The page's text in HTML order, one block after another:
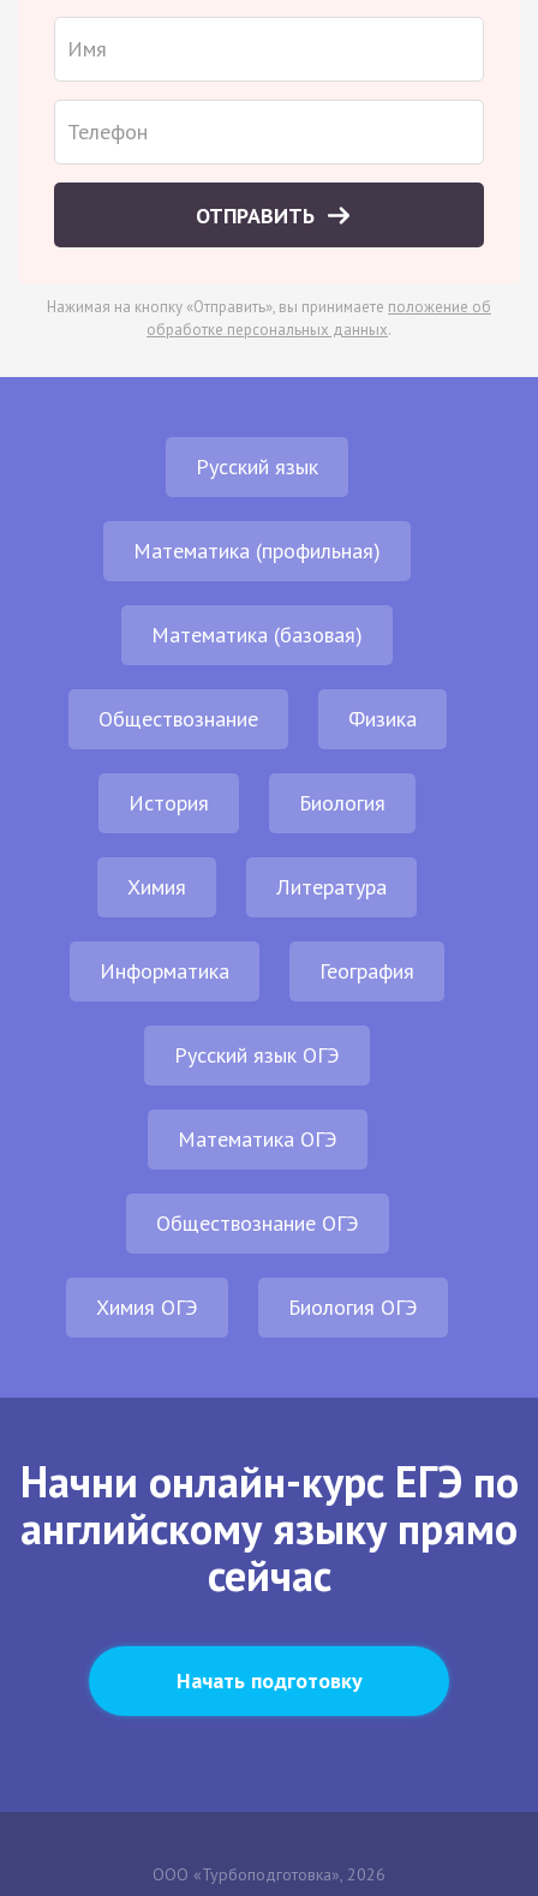
ОТПРАВИТЬ
Нажимая на кнопку «Отправить», вы принимаете положение об
обработке персональных данных.
Русский язык
Математика (профильная)
Математика (базовая)
Обществознание Физика
История Биология
Химия Литература
Информатика География
Русский язык ОГЭ
Математика ОГЭ
Обществознание ОГЭ
Химия ОГЭ Биология ОГЭ
Начни онлайн-курс ЕГЭ по
английскому языку прямо
сейчас
Начать подготовку
ООО «Турбоподготовка», 2026